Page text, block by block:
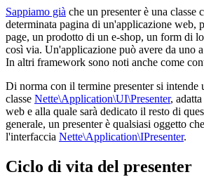
Sappiamo già che un presenter è una classe
determinata pagina di un'applicazione web,
page, un prodotto di un e-shop, un form di
così via. Un'applicazione può avere da uno
In altri framework sono noti anche come
Di norma con il termine presenter si intende
classe Nette\Application\UI\Presenter,
web e alla quale sarà dedicato il resto di
generale, un presenter è qualsiasi oggetto
l'interfaccia Nette\Application\IPresenter.
Ciclo di vita del presenter